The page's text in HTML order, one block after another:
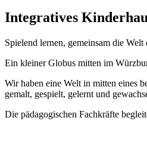
Integratives
Spielend lernen, gemeinsam die Welt
Ein kleiner Globus mitten im
Wir haben eine Welt in mitten eines
gemalt, gespielt, gelernt und
Die pädagogischen Fachkräfte